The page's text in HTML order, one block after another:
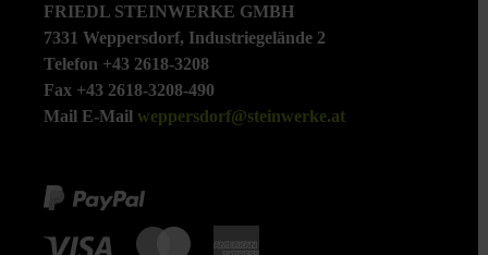
FRIEDL STEINWERKE GMBH
7331 Weppersdorf, Industriegelände 2
Telefon +43 2618-3208
Fax +43 2618-3208-490
Mail E-Mail weppersdorf@steinwerke.at